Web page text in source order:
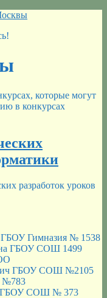
которые могут
в конкурсах
разработок уроков
ГБОУ Гимназия № 1538
ГБОУ СОШ 1499
ГБОУ СОШ №2105
№783
ГБОУ СОШ № 373